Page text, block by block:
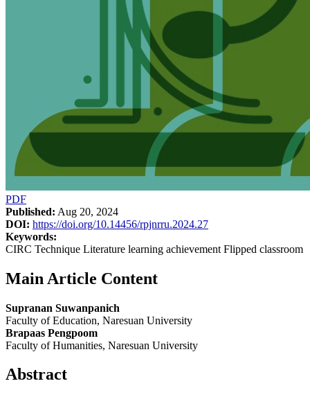
PDF
Published: Aug 20, 2024
DOI: https://doi.org/10.14456/rpjnrru.2024.27
Keywords:
CIRC Technique Literature learning achievement Flipped classroom
Main Article Content
Supranan Suwanpanich
Faculty of Education, Naresuan University
Brapaas Pengpoom
Faculty of Humanities, Naresuan University
Abstract